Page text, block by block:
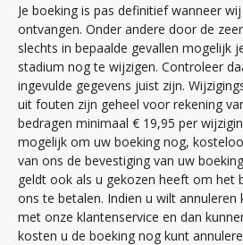
Je boeking is pas definitief wanneer
ontvangen. Onder andere door de
slechts in bepaalde gevallen mogelijk
stadium nog te wijzigen. Controleer
ingevulde gegevens juist zijn.
uit fouten zijn geheel voor rekening
bedragen minimaal € 19,95 per
mogelijk om uw boeking nog,
van ons de bevestiging van uw
geldt ook als u gekozen heeft om het
ons te betalen. Indien u wilt
met onze klantenservice en dan
kosten u de boeking nog kunt